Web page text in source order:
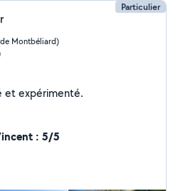
Particulier
Montbéliard)
et expérimenté.
: 5/5